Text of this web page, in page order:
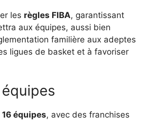
les règles FIBA, garantissant
aux équipes, aussi bien
familière aux adeptes
ligues de basket et à favoriser
16 équipes, avec des franchises